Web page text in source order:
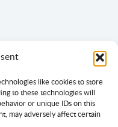
like cookies to store
to these technologies will
or unique IDs on this
may adversely affect certain